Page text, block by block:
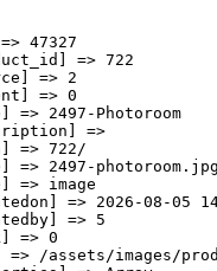
47327
=> 722
=> 2
=> 0
=> 2497-Photoroom
=>
=> 722/
=> 2497-photoroom.jpg
=> image
=> 2026-08-05
=> 5
=> 0
=> /assets/images/